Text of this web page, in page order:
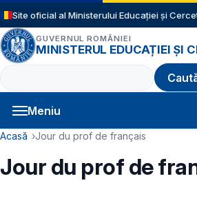
Sari la conținutul principal
Site oficial al Ministerului Educației și
GUVERNUL ROMÂNIEI
MINISTERUL EDUCAȚIEI ȘI
Caută
Meniu
Navigație principală
Cale de navigare
Acasă Jour du prof de français
Jour du prof de